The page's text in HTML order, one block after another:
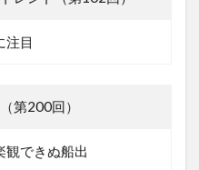
注目
第200回）
観できぬ船出